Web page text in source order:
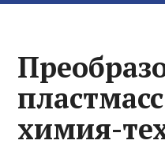
химия-